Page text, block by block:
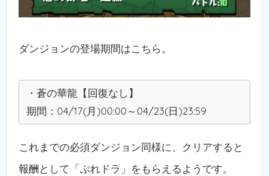
ダンジョンの登場期間はこちら。
・蒼の華龍【回復なし】
期間：04/17(月)00:00～04/23(日)23:59
これまでの必須ダンジョン同様に、クリアすると
報酬として「ぷれドラ」をもらえるようです。